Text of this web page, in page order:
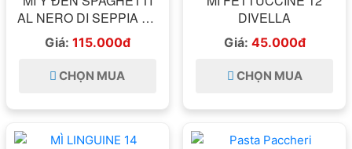
AL NERO DI SEPPIA LA
MOLISANA 500GR
[NHẬP KHẨU Ý]
Giá: 115.000đ
CHỌN MUA
DIVELLA
Giá: 45.000đ
CHỌN MUA